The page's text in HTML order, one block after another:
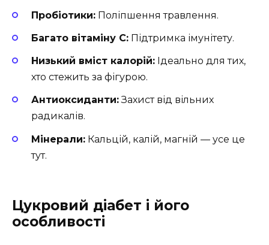
Пробіотики: Поліпшення травлення.
Багато вітаміну С: Підтримка імунітету.
Низький вміст калорій: Ідеально для тих,
хто стежить за фігурою.
Антиоксиданти:Захист від вільних
радикалів.
Мінерали: Кальцій, калій, магній — усе це
тут.
Цукровий діабет і його
особливості